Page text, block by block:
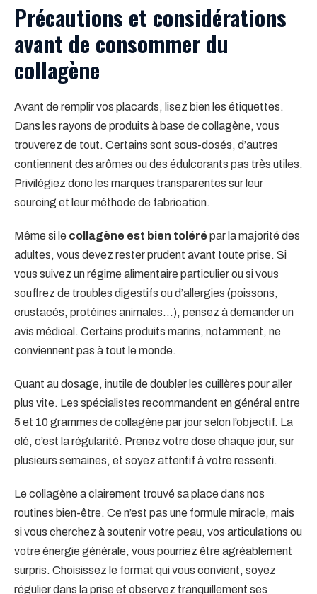
Précautions et considérations
avant de consommer du
collagène
Avant de remplir vos placards, lisez bien les étiquettes.
Dans les rayons de produits à base de collagène, vous
trouverez de tout. Certains sont sous-dosés, d’autres
contiennent des arômes ou des édulcorants pas très utiles.
Privilégiez donc les marques transparentes sur leur
sourcing et leur méthode de fabrication.
Même si le collagène est bien toléré par la majorité des
adultes, vous devez rester prudent avant toute prise. Si
vous suivez un régime alimentaire particulier ou si vous
souffrez de troubles digestifs ou d’allergies (poissons,
crustacés, protéines animales…), pensez à demander un
avis médical. Certains produits marins, notamment, ne
conviennent pas à tout le monde.
Quant au dosage, inutile de doubler les cuillères pour aller
plus vite. Les spécialistes recommandent en général entre
5 et 10 grammes de collagène par jour selon l’objectif. La
clé, c’est la régularité. Prenez votre dose chaque jour, sur
plusieurs semaines, et soyez attentif à votre ressenti.
Le collagène a clairement trouvé sa place dans nos
routines bien-être. Ce n’est pas une formule miracle, mais
si vous cherchez à soutenir votre peau, vos articulations ou
votre énergie générale, vous pourriez être agréablement
surpris. Choisissez le format qui vous convient, soyez
régulier dans la prise et observez tranquillement ses